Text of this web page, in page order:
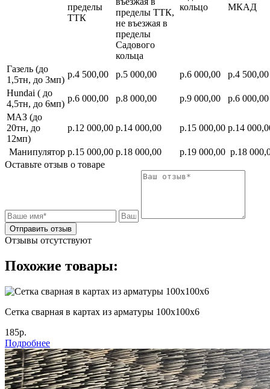
пределы
ТТК
пределы ТТК,
не въезжая в
пределы
Садового
кольца
кольцо
МКАД
Газель (до
1,5тн, до 3мп)
р.4 500,00 р.5 000,00 р.6 000,00
р.4 500,00
Hundai ( до
4,5тн, до 6мп)
р.6 000,00 р.8 000,00 р.9 000,00
р.6 000,00
МАЗ (до
20тн, до
12мп)
р.12 000,00 р.14 000,00 р.15 000,00 р.14
Манипулятор р.15 000,00 р.18 000,00 р.19 000,00 р.18
Оставьте отзыв о товаре
Отправить отзыв
Отзывы отсутствуют
Похожие товары:
Сетка сварная в картах из арматуры 100х100х6
185р.
Подробнее